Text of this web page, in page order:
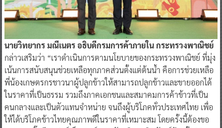
นายวิทยากร มณีเนตร อธิบดีกรมการค้าภายใน กระทรวงพาณิชย์
กล่าวเสริมว่า “เราดำเนินการตามนโยบายของกระทรวงพาณิชย์ ที่มุ่ง
เน้นการสนับสนุนช่วยเหลือทุกภาคส่วนตั้งแต่ต้นน้ำ คือการช่วยเหลือ
พี่น้องเกษตรกรชาวนาผู้ปลูกข้าวให้สามารถปลูกข้าวและขายออกได้
ในราคาที่เป็นธรรม รวมถึงภาคเอกชนและสมาคมการค้าข้าวที่เป็น
คนกลางและเป็นตัวแทนจำหน่าย จนถึงผู้บริโภคทั่วประเทศไทย เพื่อ
ให้ได้บริโภคข้าวไทยคุณภาพดีในราคาที่เหมาะสม โดยครั้งนี้ต้องขอ
ขอบคุณ บิ๊กซี ซูเปอร์เซ็นเตอร์ และพันธมิตรผลิตภัณฑ์ข้าวทั้ง 20
แบรนด์ ที่เล็งเห็นความสำคัญเรื่องข้าวไทย จัดงาน “งานข้าวถุงร่วมใจ